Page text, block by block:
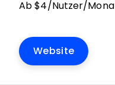
Ab $4/Nutzer/
Website